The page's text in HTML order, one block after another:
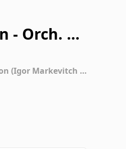
Orch. Ra
Shells
(Igor Markevitch –